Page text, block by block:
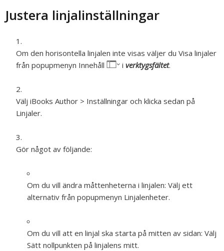
Justera linjalinställningar
Om den horisontella linjalen inte visas väljer du Visa linjaler
från popupmenyn Innehåll
i verktygsfältet.
Välj iBooks Author > Inställningar och klicka sedan på
Linjaler.
Gör något av följande:
Om du vill ändra måttenheterna i linjalen: Välj ett
alternativ från popupmenyn Linjalenheter.
Om du vill att en linjal ska starta på mitten av sidan: Välj
Sätt nollpunkten på linjalens mitt.